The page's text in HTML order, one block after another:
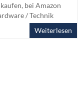
, bei Amazon
/ Technik
Weiterlesen